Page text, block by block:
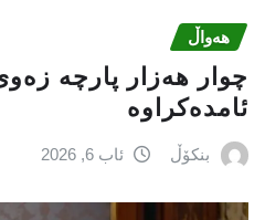
هەواڵ
چوار هەزار پارچە
ئامدەکراوە
بنکۆڵ ئاب 6, 2026